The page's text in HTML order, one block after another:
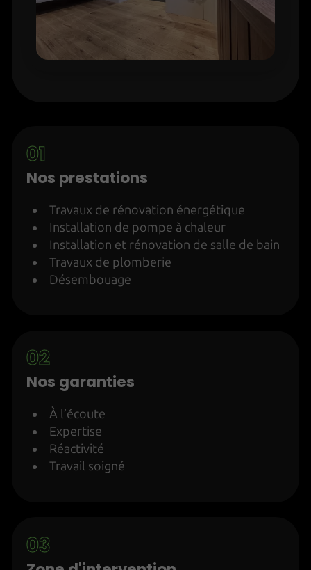
Nos prestations
Travaux de rénovation énergétique
Installation de pompe à chaleur
Installation et rénovation de salle de bain
Travaux de plomberie
Désembouage
Nos garanties
À l’écoute
Expertise
Réactivité
Travail soigné